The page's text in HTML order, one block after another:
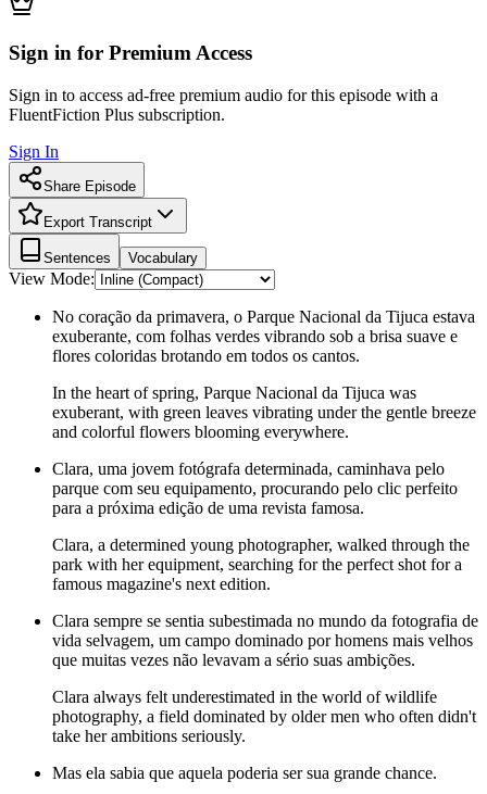
Sign in for Premium Access
Sign in to access ad-free premium audio for this episode with a
FluentFiction Plus subscription.
Sign In
Share Episode
Export Transcript
Sentences Vocabulary
View Mode:
No coração da primavera, o Parque Nacional da Tijuca estava
exuberante, com folhas verdes vibrando sob a brisa suave e
flores coloridas brotando em todos os cantos.
In the heart of spring, Parque Nacional da Tijuca was
exuberant, with green leaves vibrating under the gentle breeze
and colorful flowers blooming everywhere.
Clara, uma jovem fotógrafa determinada, caminhava pelo
parque com seu equipamento, procurando pelo clic perfeito
para a próxima edição de uma revista famosa.
Clara, a determined young photographer, walked through the
park with her equipment, searching for the perfect shot for a
famous magazine's next edition.
Clara sempre se sentia subestimada no mundo da fotografia de
vida selvagem, um campo dominado por homens mais velhos
que muitas vezes não levavam a sério suas ambições.
Clara always felt underestimated in the world of wildlife
photography, a field dominated by older men who often didn't
take her ambitions seriously.
Mas ela sabia que aquela poderia ser sua grande chance.